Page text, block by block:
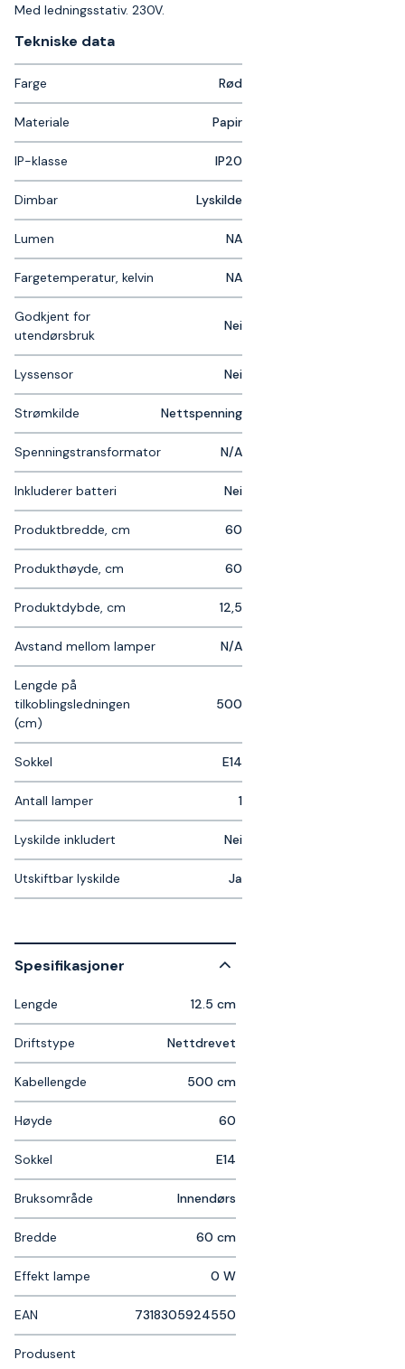
Med ledningsstativ. 230V.
Tekniske data​
Farge Rød
Materiale Papir
IP-klasse IP20
Dimbar Lyskilde
Lumen NA
Fargetemperatur, kelvin NA
Godkjent for
utendørsbruk
Nei
Lyssensor Nei
Strømkilde Nettspenning
Spenningstransformator N/A
Inkluderer batteri Nei
Produktbredde, cm 60
Produkthøyde, cm 60
Produktdybde, cm 12,5
Avstand mellom lamper N/A
Lengde på
tilkoblingsledningen
(cm)
500
Sokkel E14
Antall lamper 1
Lyskilde inkludert Nei
Utskiftbar lyskilde Ja
Spesifikasjoner
Lengde 12.5 cm
Driftstype Nettdrevet
Kabellengde 500 cm
Høyde 60
Sokkel E14
Bruksområde Innendørs
Bredde 60 cm
Effekt lampe 0 W
EAN 7318305924550
Produsent